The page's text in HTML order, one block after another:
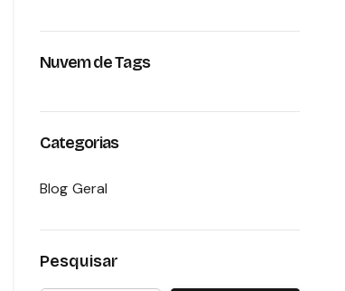
Nuvem de Tags
Categorias
Blog Geral
Pesquisar